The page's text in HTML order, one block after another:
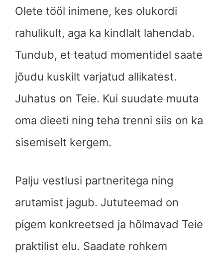
Olete tööl inimene, kes olukordi
rahulikult, aga ka kindlalt lahendab.
Tundub, et teatud momentidel saate
jõudu kuskilt varjatud allikatest.
Juhatus on Teie. Kui suudate muuta
oma dieeti ning teha trenni siis on ka
sisemiselt kergem.
Palju vestlusi partneritega ning
arutamist jagub. Jututeemad on
pigem konkreetsed ja hõlmavad Teie
praktilist elu. Saadate rohkem